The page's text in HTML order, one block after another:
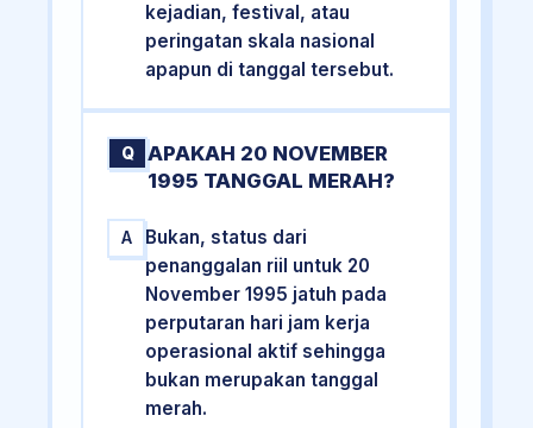
kejadian, festival, atau
peringatan skala nasional
apapun di tanggal tersebut.
Q
APAKAH 20 NOVEMBER
1995 TANGGAL MERAH?
A
Bukan, status dari
penanggalan riil untuk 20
November 1995 jatuh pada
perputaran hari jam kerja
operasional aktif sehingga
bukan merupakan tanggal
merah.